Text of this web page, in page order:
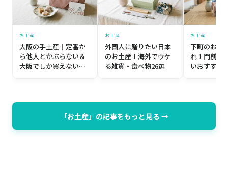
お土産
大阪の手土産｜定番か
ら他人とかぶらない＆
大阪でしか買えない名
お土産
外国人に贈りたい日本
のお土産！海外でウケ
る雑貨・食べ物26選
お土産
下町のお土
れ！門前仲
いおすすめ
「お土産」の記事をもっと見る →